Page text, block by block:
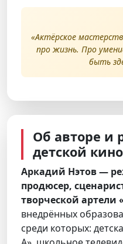
«Актёрское
про жизнь. Про
быть
Об авторе и
детской
Аркадий Нэтов —
продюсер,
творческой артели
внедрённых
среди которых: